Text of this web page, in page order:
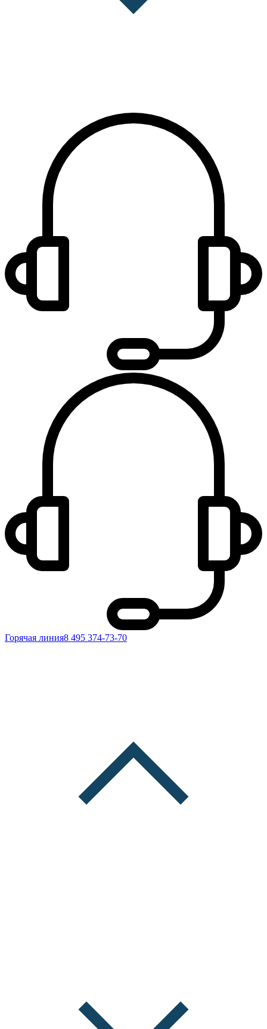
Горячая линия8 495 374-73-70